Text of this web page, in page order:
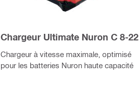
Chargeur Ultimate Nuron C 8-22
Chargeur à vitesse maximale, optimisé
pour les batteries Nuron haute capacité